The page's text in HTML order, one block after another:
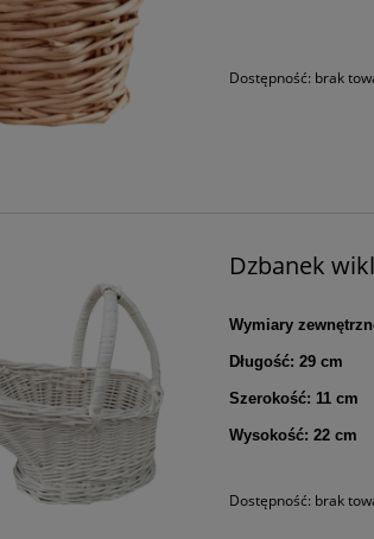
Dostępność: brak
Dzbanek
Wymiary
Długość: 29 cm
Szerokość: 11 cm
Wysokość: 22 cm
Dostępność: brak